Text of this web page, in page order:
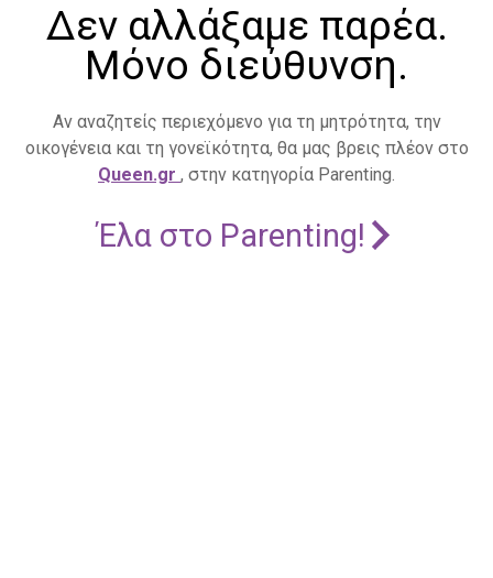
Δεν αλλάξαμε παρέα.
Μόνο διεύθυνση.
Αν αναζητείς περιεχόμενο για τη μητρότητα, την
οικογένεια και τη γονεϊκότητα, θα μας βρεις πλέον στο
Queen.gr , στην κατηγορία Parenting.
Έλα στο Parenting!